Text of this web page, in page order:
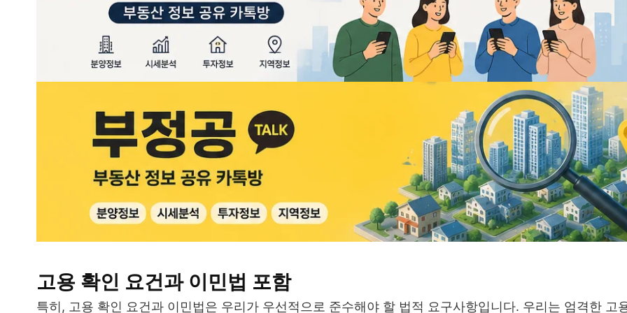
고용 확인 요건과 이민법 포함
특히, 고용 확인 요건과 이민법은 우리가 우선적으로 준수해야 할 법적 요구사항입니다. 우리는 엄격한 고